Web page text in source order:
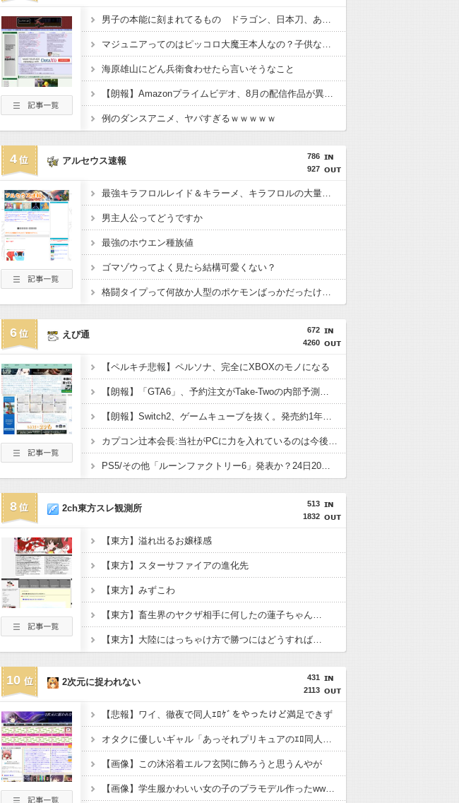
男子の本能に刻まれてるもの ドラゴン、日本刀、あと一つは？
マジュニアってのはピッコロ大魔王本人なの？子供なの？
海原雄山にどん兵衛食わせたら言いそうなこと
【朗報】Amazonプライムビデオ、8月の配信作品が異次元の凄さ！体感気温50度越えへ
例のダンスアニメ、ヤバすぎるｗｗｗｗｗ
4
786
927
アルセウス速報
最強キラフロルレイド＆キラーメ、キラフロルの大量発生イベント開催中！
男主人公ってどうですか
最強のホウエン種族値
ゴマゾウってよく見たら結構可愛くない？
格闘タイプって何故か人型のポケモンばっかだったけど最近はこういう人型に囚われない体型も増えてきたね
6
672
4260
えび通
【ペルキチ悲報】ペルソナ、完全にXBOXのモノになる
【朗報】「GTA6」、予約注文がTake-Twoの内部予測を大幅に上回る
【朗報】Switch2、ゲームキューブを抜く。発売約1年で2368万台突破
カプコン辻本会長:当社がPCに力を入れているのは今後PCがより主要なゲームプラットフォームになるから
PS5/その他「ルーンファクトリー6」発表か？24日20時～最新情報を告知する20周年記念放送を実施
8
513
1832
2ch東方スレ観測所
【東方】溢れ出るお嬢様感
【東方】スターサファイアの進化先
【東方】みずこわ
【東方】畜生界のヤクザ相手に何したの蓮子ちゃん…
【東方】大陸にはっちゃけ方で勝つにはどうすれば…
10
431
2113
2次元に捉われない
【悲報】ワイ、徹夜で同人ｴﾛｹﾞをやったけど満足できず
オタクに優しいギャル「あっそれプリキュアのｴﾛ同人誌じゃんww♡」
【画像】この沐浴着エルフ玄関に飾ろうと思うんやが
【画像】学生服かわいい女の子のプラモデル作ったwwwwwww